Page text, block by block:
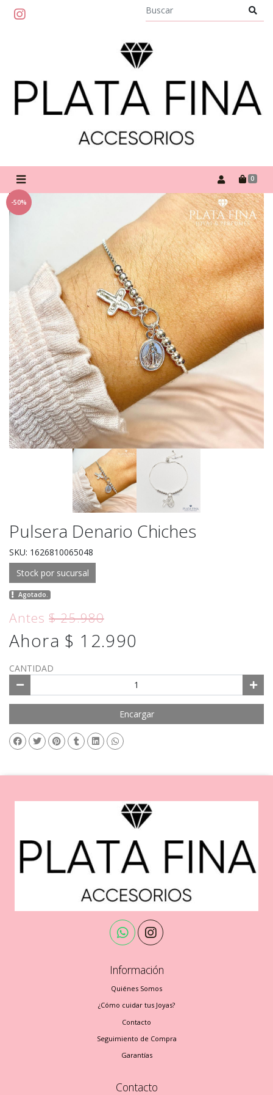
0
-50%
Pulsera Denario Chiches
SKU: 1626810065048
Stock por sucursal
Agotado.
Antes$ 25.980
Ahora $ 12.990
CANTIDAD
Encargar
Información
Quiénes Somos
¿Cómo cuidar tus Joyas?
Contacto
Seguimiento de Compra
Garantías
Contacto